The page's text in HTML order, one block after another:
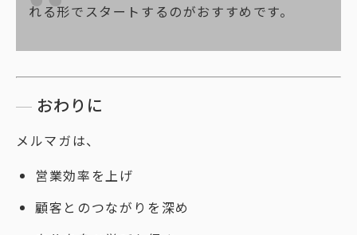
れる形でスタートするのがおすすめです。
おわりに
メルマガは、
営業効率を上げ
顧客とのつながりを深め